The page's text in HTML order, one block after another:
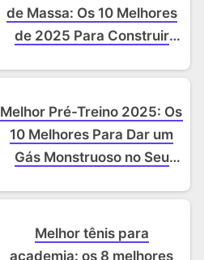
de Massa: Os 10 Melhores
de 2025 Para Construir
Melhor Pré-Treino 2025: Os
10 Melhores Para Dar um
Gás Monstruoso no Seu
Melhor tênis para
academia: os 8 melhores